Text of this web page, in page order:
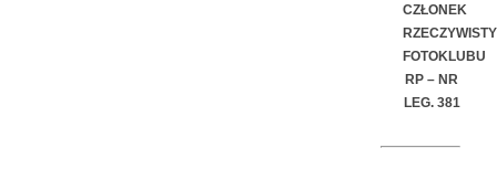
CZŁONEK
RZECZYWISTY
FOTOKLUBU
RP – NR
LEG. 381